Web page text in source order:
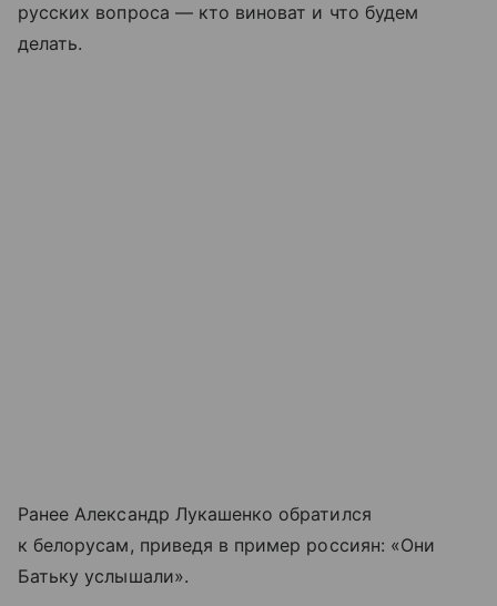
русских вопроса — кто виноват и что будем
делать.
Ранее Александр Лукашенко обратился
к белорусам, приведя в пример россиян: «Они
Батьку услышали».